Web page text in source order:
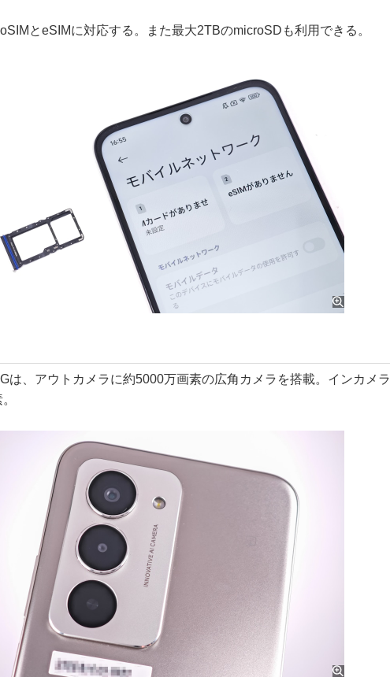
とeSIMに対応する。また最大2TBのmicroSDも利用できる。
は、アウトカメラに約5000万画素の広角カメラを搭載。インカメラ